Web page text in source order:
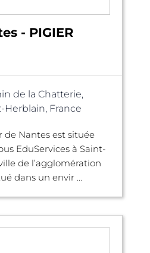
- PIGIER
de la Chatterie,
Herblain, France
de Nantes est située
EduServices à Saint-
de l’agglomération
dans un envir ...